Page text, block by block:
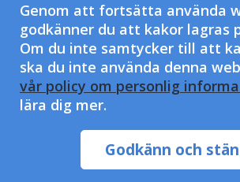
Genom att fortsätta använda
godkänner du att kakor lagras
Om du inte samtycker till att
ska du inte använda denna
vår policy om personlig
lära dig mer.
Godkänn och
Skatteverket i USA och dess
(3). Lions Clubs
skattebefriad social
enligt Skatteverket i USA
501(c)(4) och får inte
efterfråga
och LCIF är fria från